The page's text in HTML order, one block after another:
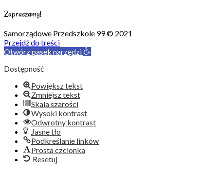
Zapraszamy!
Samorządowe Przedszkole 99 © 2021
Przejdź do treści
Otwórz pasek narzędzi
Dostępność
Powiększ tekst
Zmniejsz tekst
Skala szarości
Wysoki kontrast
Odwrotny kontrast
Jasne tło
Podkreślanie linków
Prosta czcionka
Resetuj